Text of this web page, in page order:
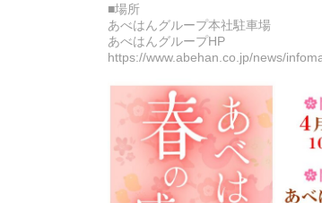
■場所
あべはんグループ本社駐車場
あべはんグループHP
https://www.abehan.co.jp/news/